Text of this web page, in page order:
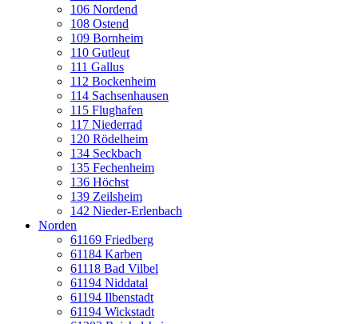
106 Nordend
108 Ostend
109 Bornheim
110 Gutleut
111 Gallus
112 Bockenheim
114 Sachsenhausen
115 Flughafen
117 Niederrad
120 Rödelheim
134 Seckbach
135 Fechenheim
136 Höchst
139 Zeilsheim
142 Nieder-Erlenbach
Norden
61169 Friedberg
61184 Karben
61118 Bad Vilbel
61194 Niddatal
61194 Ilbenstadt
61194 Wickstadt